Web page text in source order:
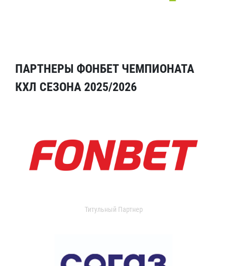
ПАРТНЕРЫ ФОНБЕТ ЧЕМПИОНАТА
КХЛ СЕЗОНА 2025/2026
Титульный Партнер